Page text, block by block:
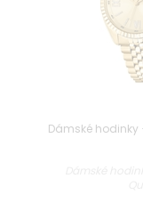
Dámské hodinky